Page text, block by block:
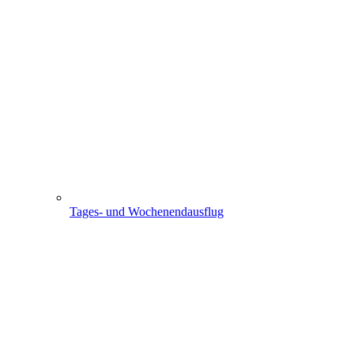
Tages- und Wochenendausflug